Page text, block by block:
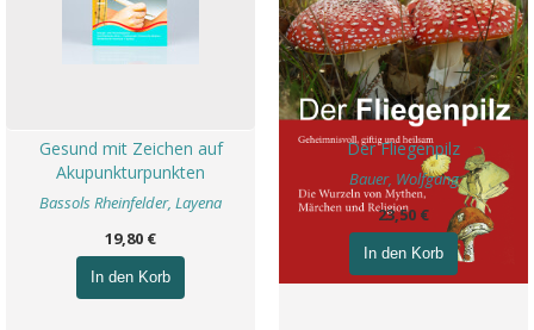
Gesund mit Zeichen auf
Akupunkturpunkten
Bassols Rheinfelder, Layena
19,80 €
In den Korb
Der Fliegenpilz
Bauer, Wolfgang
23,50 €
In den Korb